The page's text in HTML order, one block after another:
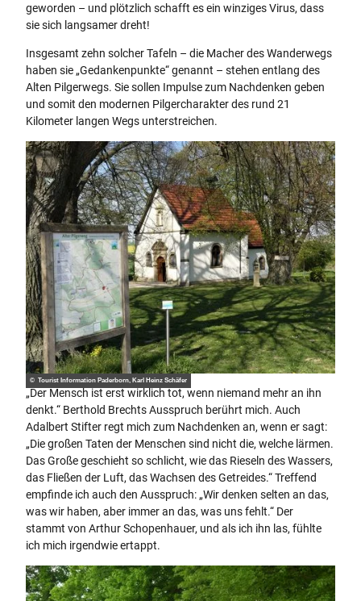
geworden – und plötzlich schafft es ein winziges Virus, dass
sie sich langsamer dreht!
Insgesamt zehn solcher Tafeln – die Macher des Wanderwegs
haben sie „Gedankenpunkte“ genannt – stehen entlang des
Alten Pilgerwegs. Sie sollen Impulse zum Nachdenken geben
und somit den modernen Pilgercharakter des rund 21
Kilometer langen Wegs unterstreichen.
© Tourist Information Paderborn, Karl Heinz Schäfer
„Der Mensch ist erst wirklich tot, wenn niemand mehr an ihn
denkt.“ Berthold Brechts Ausspruch berührt mich. Auch
Adalbert Stifter regt mich zum Nachdenken an, wenn er sagt:
„Die großen Taten der Menschen sind nicht die, welche lärmen.
Das Große geschieht so schlicht, wie das Rieseln des Wassers,
das Fließen der Luft, das Wachsen des Getreides.“ Treffend
empfinde ich auch den Ausspruch: „Wir denken selten an das,
was wir haben, aber immer an das, was uns fehlt.“ Der
stammt von Arthur Schopenhauer, und als ich ihn las, fühlte
ich mich irgendwie ertappt.